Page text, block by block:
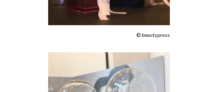
© beautypress